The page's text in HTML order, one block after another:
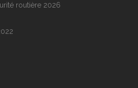
routière 2026